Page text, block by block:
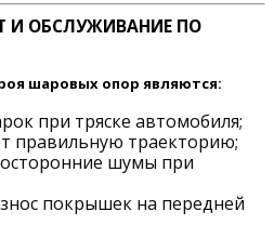
И ОБСЛУЖИВАНИЕ ПО
шаровых опор являются:
при тряске автомобиля;
правильную траекторию;
шумы при
покрышек на передней